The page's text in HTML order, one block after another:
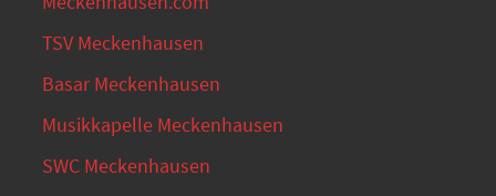
TSV Meckenhausen
Basar Meckenhausen
Musikkapelle Meckenhausen
SWC Meckenhausen